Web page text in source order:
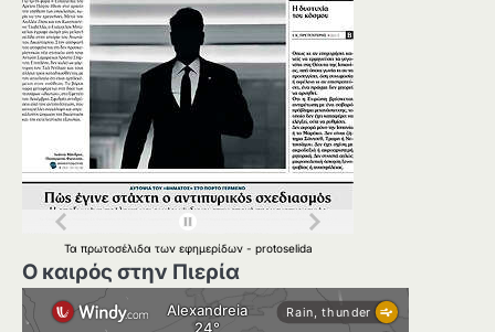
Τα πρωτοσέλιδα των εφημερίδων - protoselida
Ο καιρός στην Πιερία